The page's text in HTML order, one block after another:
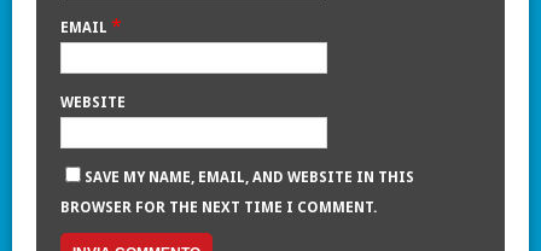
EMAIL *
WEBSITE
SAVE MY NAME, EMAIL, AND WEBSITE IN THIS
BROWSER FOR THE NEXT TIME I COMMENT.